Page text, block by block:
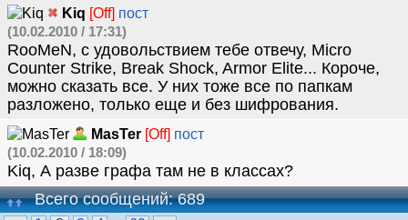
Kiq [Off] пост
(10.02.2010 / 17:31)
RooMeN, с удовольствием тебе отвечу, Micro
Counter Strike, Break Shock, Armor Elite... Короче,
можно сказать все. У них тоже все по папкам
разложено, только еще и без шифрования.
MasTer [Off] пост
(10.02.2010 / 18:09)
Kiq, А разве графа там не в классах?
Всего сообщений: 689